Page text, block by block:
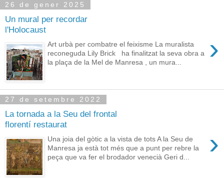
26 de gener 2025
Un mural per recordar
l'Holocaust
›
Art urbà per combatre el feixisme La muralista
reconeguda Lily Brick ha finalitzat la seva obra a
la plaça de la Mel de Manresa , un mura...
27 de setembre 2022
La tornada a la Seu del frontal
florentí restaurat
›
Una joia del gòtic a la vista de tots A la Seu de
Manresa ja està tot més que a punt per rebre la
peça que va fer el brodador venecià Geri d...